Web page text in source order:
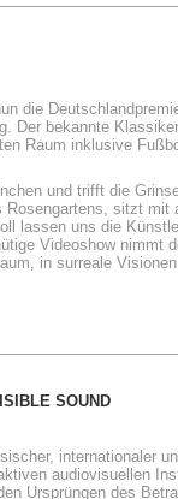
die
Der bekannte
Raum inklusive
und trifft die
Rosengartens, sitzt mit
lassen uns die
Videoshow nimmt
in surreale
SOUND
internationaler
audiovisuellen
Ursprüngen des